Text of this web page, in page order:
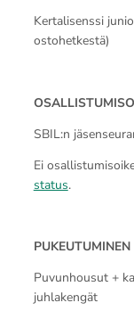
Kertalisenssi
ostohetkestä)
SBIL:n
Ei
status.
PUKEUTUMINEN
Puvunhousut +
juhlakengät